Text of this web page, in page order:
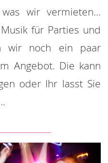
wir vermieten...
für Parties und
wir noch ein paar
Angebot. Die kann
oder Ihr lasst Sie